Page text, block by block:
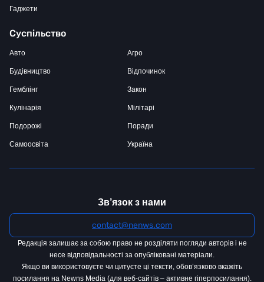
Гаджети
Суспільство
Авто Агро
Будівництво Відпочинок
Гемблінг Закон
Кулінарія Мілітарі
Подорожі Поради
Самоосвіта Україна
Зв’язок з нами
contact@nenws.com
Редакція залишає за собою право не розділяти погляди авторів і не
несе відповідальності за опубліковані матеріали.
Якщо ви використовуєте чи цитуєте ці тексти, обов’язково вкажіть
посилання на Newns Media (для веб-сайтів – активне гіперпосилання).